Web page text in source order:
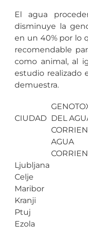
El agua
disminuye la
en un 40% por lo
recomendable
como animal, al
estudio realizado
demuestra.
CIUDAD DEL
AGUA
Ljubljana
Celje
Maribor
Kranji
Ptuj
Ezola